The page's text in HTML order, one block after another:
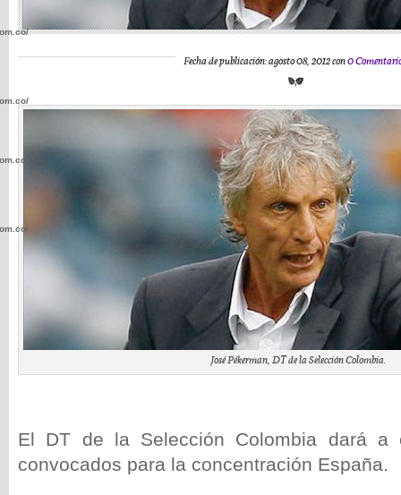
Fecha de publicación: agosto 08, 2012 con0
José Pékerman, DT de la Selección Colombia.
El DT de la Selección Colombia dará a
convocados para la concentración España.
wp-
wp-
wp-
wp-
wp-